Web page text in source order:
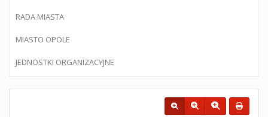
RADA MIASTA
MIASTO OPOLE
JEDNOSTKI ORGANIZACYJNE